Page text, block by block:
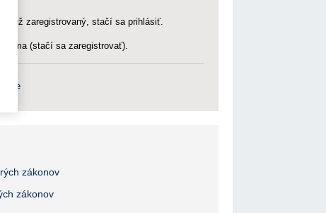
už zaregistrovaný, stačí sa prihlásiť.
(stačí sa zaregistrovať).
zákonov
zákonov